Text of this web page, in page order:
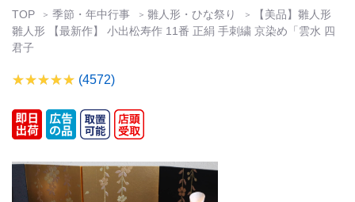
TOP 季節・年中行事 雛人形・ひな祭り
【美品】雛人形
雛人形 【最新作】 小出松寿作 11番 正絹 手刺繍 京染め「雲水 四
君子
(4572)